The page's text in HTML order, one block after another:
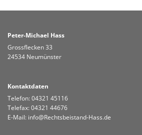
Peter-Michael Hass
Grossflecken 33
24534 Neumünster
Kontaktdaten
Telefon: 04321 45116
Telefax: 04321 44676
E-Mail: info@Rechtsbeistand-Hass.de